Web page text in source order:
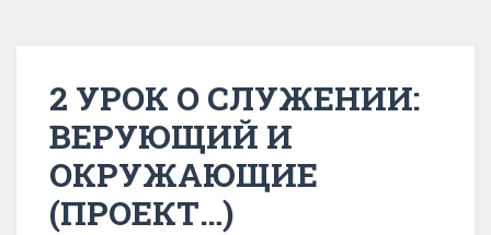
2 УРОК О СЛУЖЕНИИ:
ВЕРУЮЩИЙ И
ОКРУЖАЮЩИЕ
(ПРОЕКТ…)